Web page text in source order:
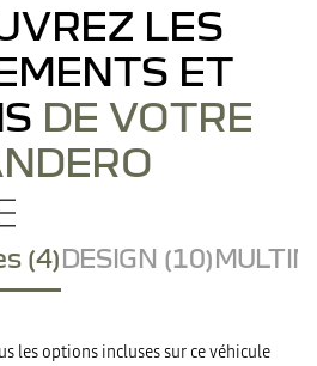
LES
ET
DE VOTRE
(4)DESIGN (10)
les options incluses sur ce véhicule